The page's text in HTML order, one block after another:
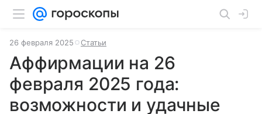
26 февраля 2025 Статьи
Аффирмации на 26
февраля 2025 года:
возможности и удачные